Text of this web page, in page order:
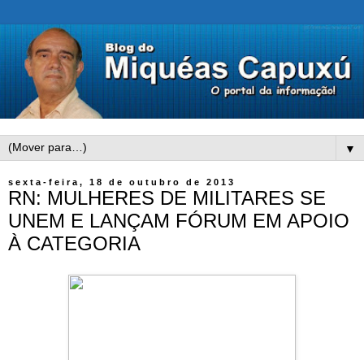
▼
sexta-feira, 18 de outubro de 2013
RN: MULHERES DE MILITARES SE
UNEM E LANÇAM FÓRUM EM APOIO
À CATEGORIA